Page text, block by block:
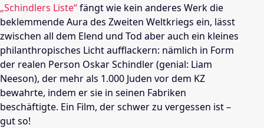
„Schindlers Liste“fängt wie kein anderes Werk die
beklemmende Aura des Zweiten Weltkriegs ein, lässt
zwischen all dem Elend und Tod aber auch ein kleines
philanthropisches Licht aufflackern: nämlich in Form
der realen Person Oskar Schindler (genial: Liam
Neeson), der mehr als 1.000 Juden vor dem KZ
bewahrte, indem er sie in seinen Fabriken
beschäftigte. Ein Film, der schwer zu vergessen ist –
gut so!